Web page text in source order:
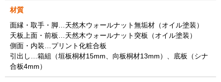
材質
面縁・取手・脚…天然木ウォールナット無垢材（オイル塗装）
天板上面・前板…天然木ウォールナット突板（オイル塗装）
側面・内装…プリント化粧合板
引出し…箱組（垣板桐材15mm、向板桐材13mm）、底板（シナ
合板4mm）